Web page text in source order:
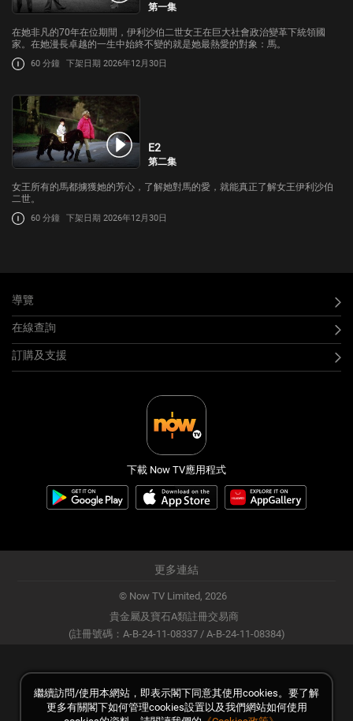
第一集
在她非凡的70年在位期間，伊利沙伯二世女王在巨大社會政治變革下統領國
家。在她漫長卓越的一生中始終不變的就是她最熱愛的對象：馬。
60 分鐘 下架日期 2026年12月30日
E2
第二集
女王所有的馬都擄獲她的芳心，了解她對馬的愛，就能真正了解女王伊利沙伯
二世。
60 分鐘 下架日期 2026年12月30日
導覽
在線查詢
訂購及支援
下載 Now TV應用程式
更多連結
© Now TV Limited, 2026
貴金屬及寶石A類註冊交易商
(註冊號碼：A-B-24-11-08337 / A-B-24-11-08384)
繼續訪問/使用本網站，即表示閣下同意其使用cookies。要了解
更多有關閣下如何管理cookies設置以及我們網站如何使用